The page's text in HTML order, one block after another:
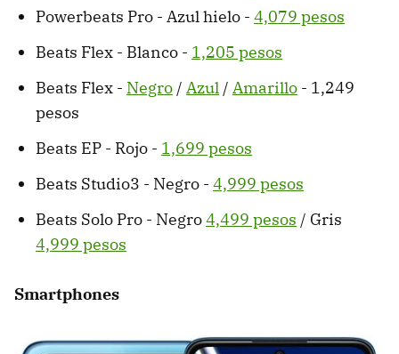
Powerbeats Pro - Azul hielo - 4,079 pesos
Beats Flex - Blanco - 1,205 pesos
Beats Flex - Negro / Azul / Amarillo - 1,249
pesos
Beats EP - Rojo - 1,699 pesos
Beats Studio3 - Negro - 4,999 pesos
Beats Solo Pro - Negro4,499 pesos / Gris
4,999 pesos
Smartphones